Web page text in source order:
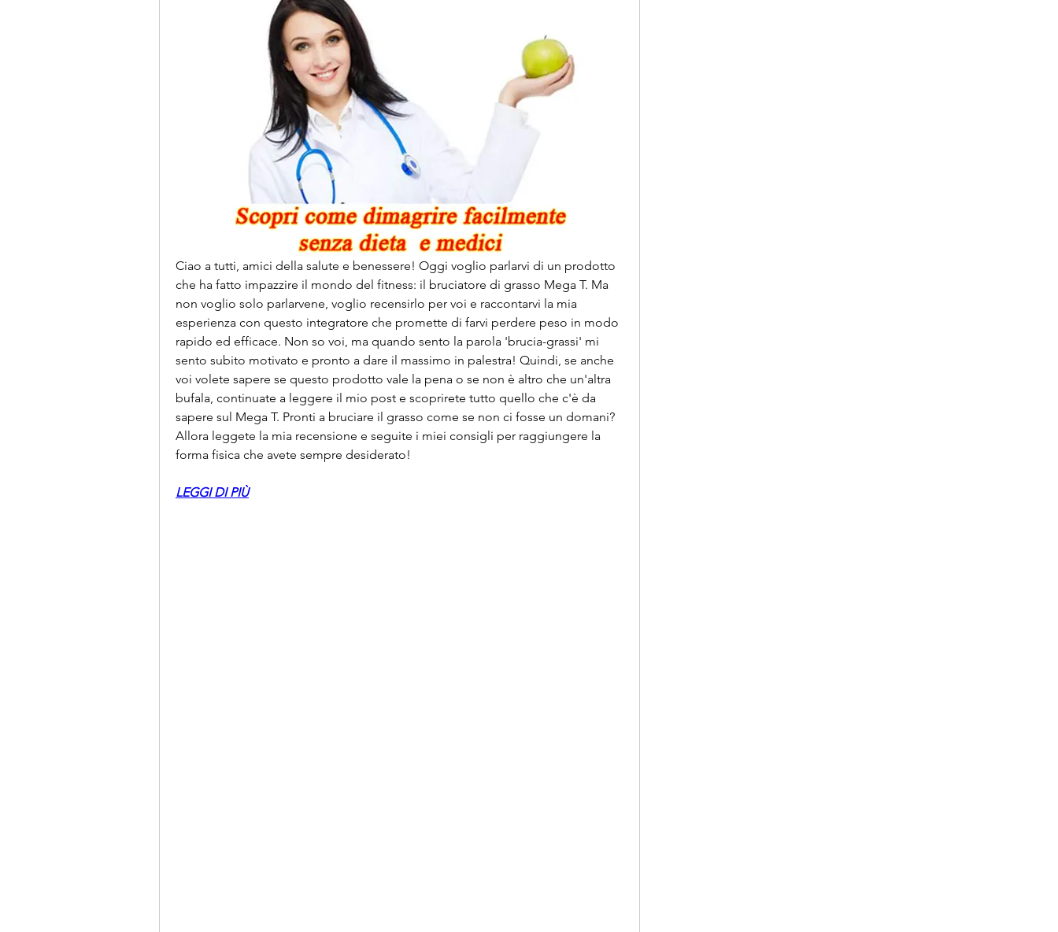
Ciao a tutti, amici della salute e benessere! Oggi voglio parlarvi di un prodotto
che ha fatto impazzire il mondo del fitness: il bruciatore di grasso Mega T. Ma
non voglio solo parlarvene, voglio recensirlo per voi e raccontarvi la mia
esperienza con questo integratore che promette di farvi perdere peso in modo
rapido ed efficace. Non so voi, ma quando sento la parola 'brucia-grassi' mi
sento subito motivato e pronto a dare il massimo in palestra! Quindi, se anche
voi volete sapere se questo prodotto vale la pena o se non è altro che un'altra
bufala, continuate a leggere il mio post e scoprirete tutto quello che c'è da
sapere sul Mega T. Pronti a bruciare il grasso come se non ci fosse un domani?
Allora leggete la mia recensione e seguite i miei consigli per raggiungere la
forma fisica che avete sempre desiderato!
LEGGI DI PIÙ